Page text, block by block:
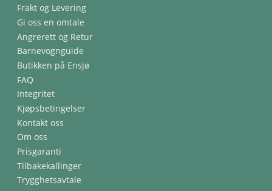
Frakt og Levering
Gi oss en omtale
Angrerett og Retur
Barnevognguide
Butikken på Ensjø
FAQ
Integritet
Kjøpsbetingelser
Kontakt oss
Om oss
Prisgaranti
Tilbakekallinger
Trygghetsavtale